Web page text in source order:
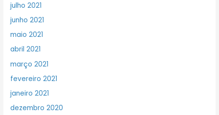
julho 2021
junho 2021
maio 2021
abril 2021
março 2021
fevereiro 2021
janeiro 2021
dezembro 2020